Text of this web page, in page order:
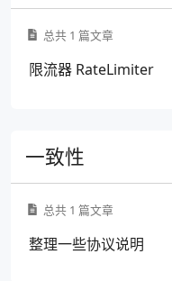
总共 1 篇文章
限流器 RateLimiter
一致性
总共 1 篇文章
整理一些协议说明